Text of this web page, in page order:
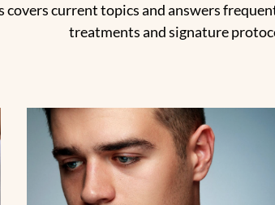
current topics and answers
treatments and signature